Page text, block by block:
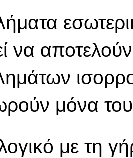
να
μόνα
με τη